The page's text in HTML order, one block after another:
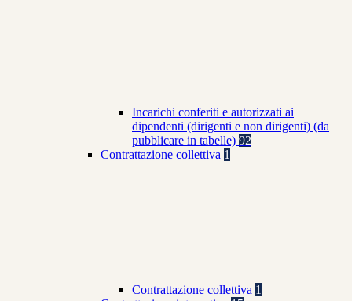
Incarichi conferiti e autorizzati ai
dipendenti (dirigenti e non dirigenti) (da
pubblicare in tabelle) 92
Contrattazione collettiva 1
Contrattazione collettiva 1